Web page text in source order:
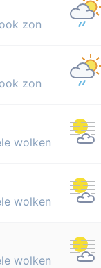
zon
zon
wolken
wolken
wolken